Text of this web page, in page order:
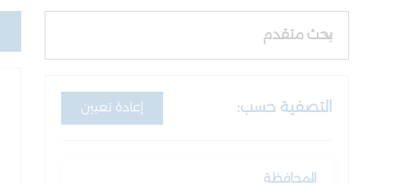
بحث متقدم
التصفية حسب: إعادة تعيين
المحافظة